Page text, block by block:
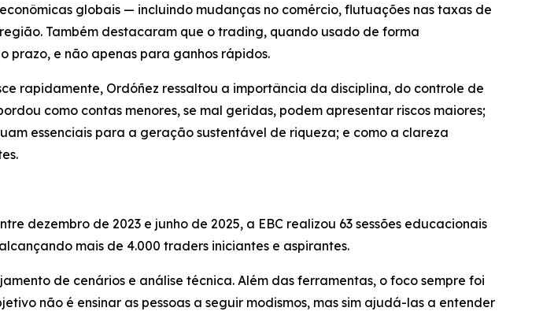
globais — incluindo mudanças no comércio, flutuações nas taxas de
Também destacaram que o trading, quando usado de forma
prazo, e não apenas para ganhos rápidos.
rapidamente, Ordóñez ressaltou a importância da disciplina, do controle de
como contas menores, se mal geridas, podem apresentar riscos maiores;
essenciais para a geração sustentável de riqueza; e como a clareza
dezembro de 2023 e junho de 2025, a EBC realizou 63 sessões educacionais
mais de 4.000 traders iniciantes e aspirantes.
de cenários e análise técnica. Além das ferramentas, o foco sempre foi
não é ensinar as pessoas a seguir modismos, mas sim ajudá-las a entender